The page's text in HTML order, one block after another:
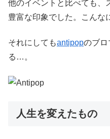
他のイベントと比べても、
豊富な印象でした。こんな
それにしてもantipopのブロ
る…。
人生を変えたもの